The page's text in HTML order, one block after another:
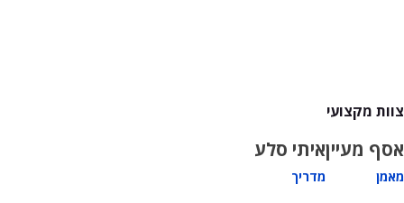
צוות מקצועי
אסף מעיין
מאמן
איתי סלע
מדריך